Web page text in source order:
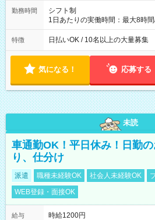
勤務時間
シフト制
1日あたりの実働時間：最大8時
働8時間） ※週5日勤務（場所次
によって時間外での勤務可能性
特徴 日払いOK / 10名以上の大量募集
気になる！ 応募する
未読
車通勤OK！平日休み！日勤
り、仕分け
派遣 職種未経験OK 社会人未経験OK
WEB登録・面接OK
給与
時給1200円